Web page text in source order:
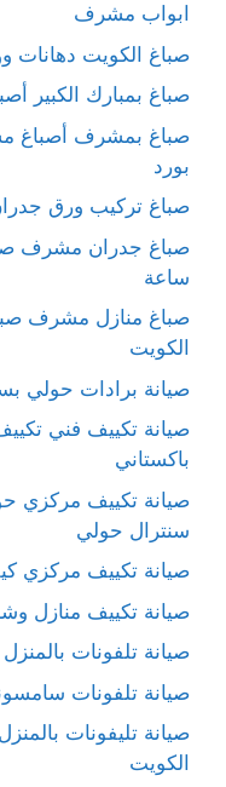
ابواب مشرف
صباغ الكويت دهانات
صباغ بمبارك الكبير أصباغ مبارك
صباغ بمشرف أصباغ
بورد
صباغ تركيب ورق
ساعة
صباغ منازل مشرف
الكويت
صيانة برادات حولي
صيانة تكييف فني
باكستاني
صيانة تكييف مركزي
سنترال حولي
صيانة تكييف مركزي كيفان
صيانة تكييف منازل
صيانة تلفونات
صيانة تلفونات
صيانة تليفونات
الكويت